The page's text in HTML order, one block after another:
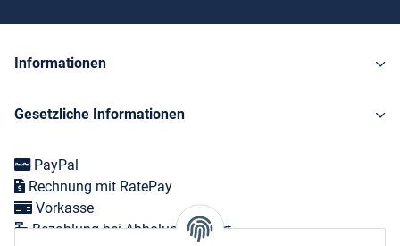
Informationen
Gesetzliche Informationen
PayPal
Rechnung mit RatePay
Vorkasse
Bezahlung bei Abholung vor Ort